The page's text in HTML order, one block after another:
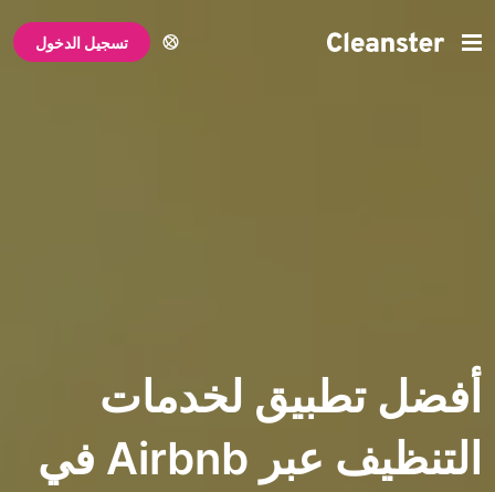
تسجيل الدخول
تطبيق لخدمات
التنظيف عبر Airbnb في